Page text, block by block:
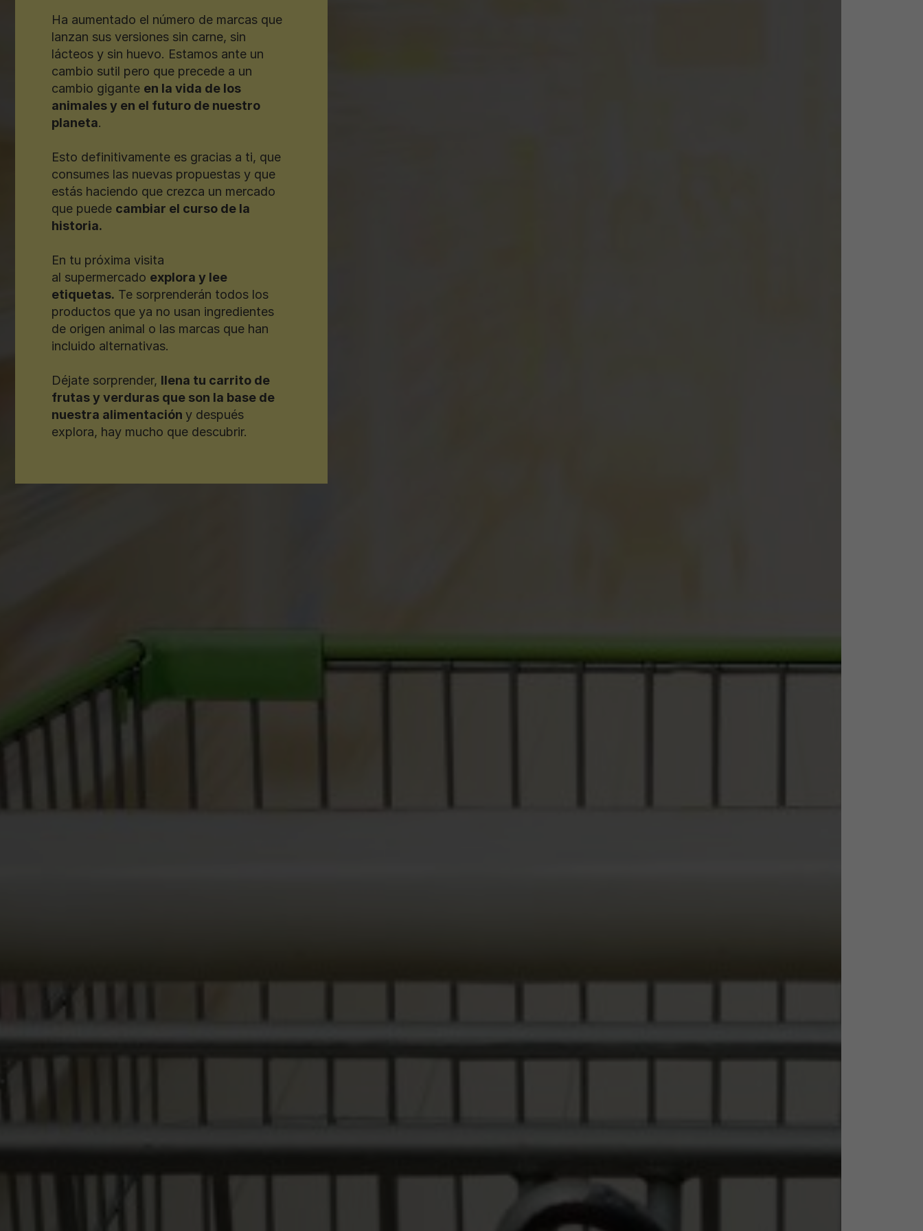
Ha aumentado el número de marcas que
lanzan sus versiones sin carne, sin
lácteos y sin huevo. Estamos ante un
cambio sutil pero que precede a un
cambio gigante en la vida de los
animales y en el futuro de nuestro
planeta.
Esto definitivamente es gracias a ti, que
consumes las nuevas propuestas y que
estás haciendo que crezca un mercado
que puede cambiar el curso de la
historia.
En tu próxima visita
al supermercado explora y lee
etiquetas. Te sorprenderán todos los
productos que ya no usan ingredientes
de origen animal o las marcas que han
incluido alternativas.
Déjate sorprender, llena tu carrito de
frutas y verduras que son la base de
nuestra alimentación y después
explora, hay mucho que descubrir.